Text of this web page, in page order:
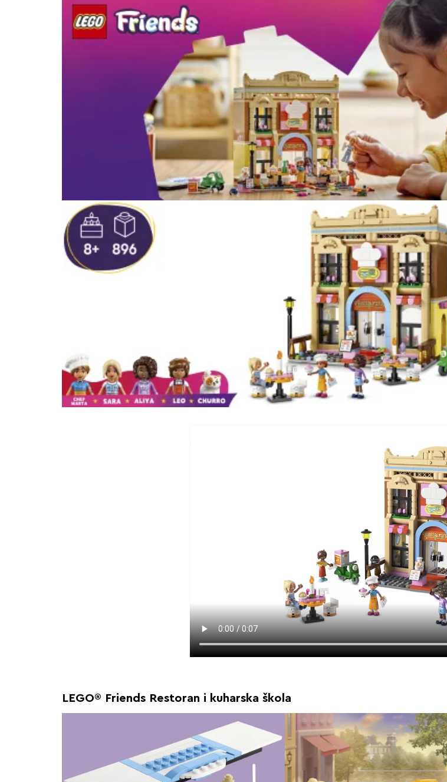
LEGO® Friends Restoran i kuharska škola